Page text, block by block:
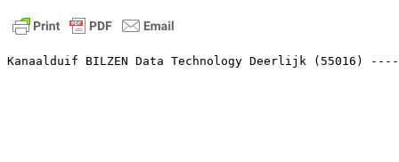
Kanaalduif BILZEN Data Technology Deerlijk